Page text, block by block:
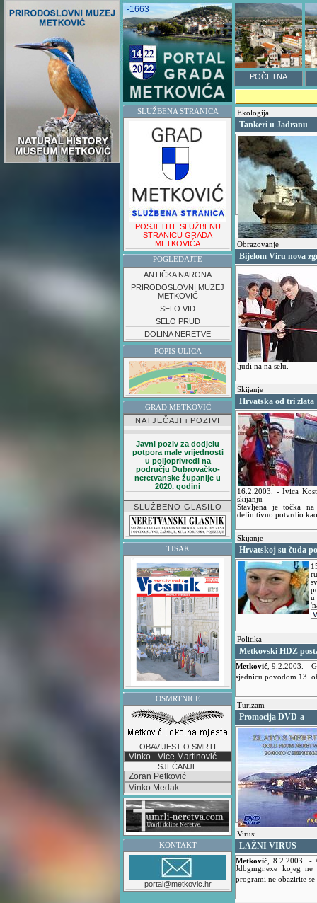
-1663
POČETNA
SLUŽBENA STRANICA
POSJETITE SLUŽBENU
STRANICU GRADA
METKOVIĆA
POGLEDAJTE
ANTIČKA NARONA
PRIRODOSLOVNI MUZEJ
METKOVIĆ
SELO VID
SELO PRUD
DOLINA NERETVE
POPIS ULICA
GRAD METKOVIĆ
NATJEČAJI i POZIVI
Javni poziv za dodjelu
potpora male vrijednosti
u poljoprivredi na
području Dubrovačko-
neretvanske županije u
2020. godini
SLUŽBENO GLASILO
TISAK
OSMRTNICE
OBAVIJEST O SMRTI
Vinko - Vice Martinović
SJEĆANJE
Zoran Petković
Vinko Medak
KONTAKT
portal@metkovic.hr
Ekologija
Tankeri u Jadranu
Obrazovanje
Bijelom Viru nova
ljudi na na selu.
Skijanje
Hrvatska od tri zlata
16.2.2003. - Ivica
skijanju
Stavljena je točka
definitivno potvrdio kao
Skijanje
Hrvatskoj su čuda
u
Politika
Metkovski HDZ
Metković ,9.2.2003. -
sjednicu povodom 13.
Turizam
Promocija DVD-a
Virusi
LAŽNI VIRUS
Metković ,8.2.2003. -
Jdbgmgr.exe kojeg
programi ne obazirite